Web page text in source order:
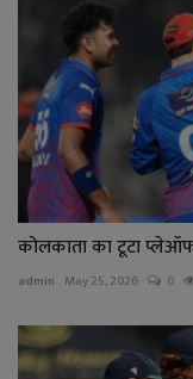
कोलकाता का टूटा
admin May 25, 2026 0